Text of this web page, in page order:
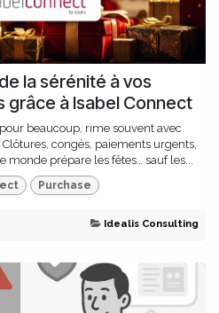
la sérénité à vos
grâce à Isabel Connect
beaucoup, rime souvent avec
congés, paiements urgents,
prépare les fêtes… sauf les...
Purchase
Idealis Consulting